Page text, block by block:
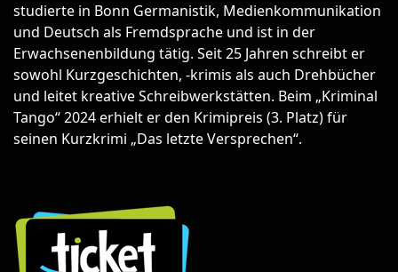
studierte in Bonn Germanistik, Medienkommunikation
und Deutsch als Fremdsprache und ist in der
Erwachsenenbildung tätig. Seit 25 Jahren schreibt er
sowohl Kurzgeschichten, -krimis als auch Drehbücher
und leitet kreative Schreibwerkstätten. Beim „Kriminal
Tango“ 2024 erhielt er den Krimipreis (3. Platz) für
seinen Kurzkrimi „Das letzte Versprechen“.